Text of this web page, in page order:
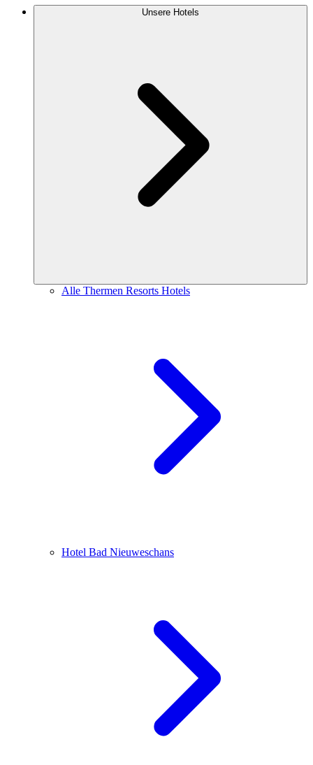
Unsere Hotels
Alle Thermen Resorts Hotels
Hotel Bad Nieuweschans